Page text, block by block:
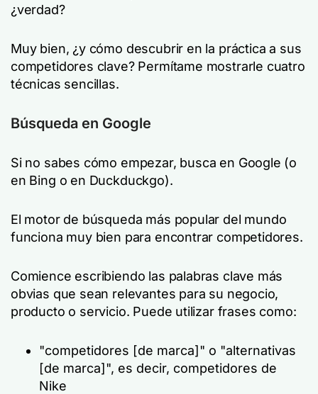
¿verdad?
Muy bien, ¿y cómo descubrir en la práctica a sus
competidores clave? Permítame mostrarle cuatro
técnicas sencillas.
Búsqueda en Google
Si no sabes cómo empezar, busca en Google (o
en Bing o en Duckduckgo).
El motor de búsqueda más popular del mundo
funciona muy bien para encontrar competidores.
Comience escribiendo las palabras clave más
obvias que sean relevantes para su negocio,
producto o servicio. Puede utilizar frases como:
"competidores [de marca]" o "alternativas
[de marca]", es decir, competidores de
Nike